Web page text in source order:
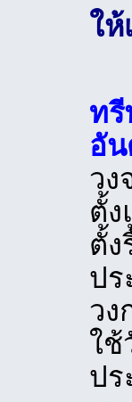
ใ
ทรี
อั
ว
ตั้ง
ตั้
ปร
วง
ใ
ปร